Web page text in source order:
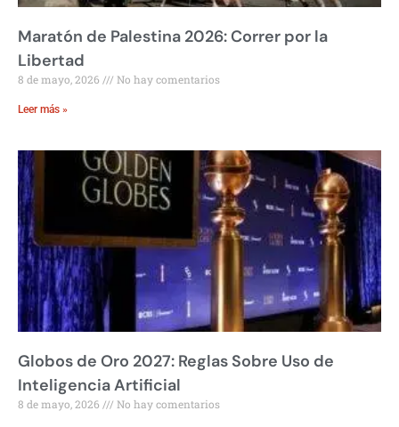
Maratón de Palestina 2026: Correr por la
Libertad
8 de mayo, 2026 No hay comentarios
Leer más »
Globos de Oro 2027: Reglas Sobre Uso de
Inteligencia Artificial
8 de mayo, 2026 No hay comentarios